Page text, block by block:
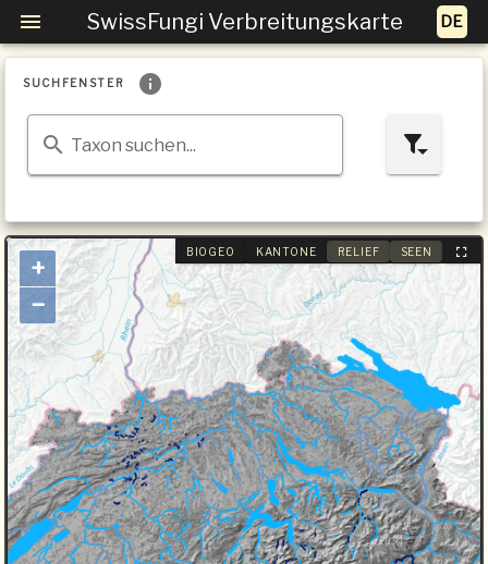
SwissFungi Verbreitungskarte
SUCHFENSTER
Taxon suchen...
BIOGEO KANTONE RELIEF SEEN
+
−